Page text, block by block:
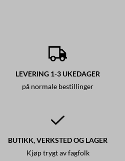
LEVERING 1-3 UKEDAGER
på normale bestillinger
BUTIKK, VERKSTED OG LAGER
Kjøp trygt av fagfolk